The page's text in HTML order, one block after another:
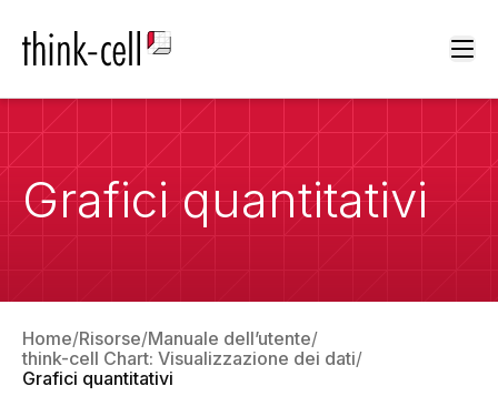
Grafici quantitativi
Home Risorse Manuale dell’utente
think-cell Chart: Visualizzazione dei dati
Grafici quantitativi